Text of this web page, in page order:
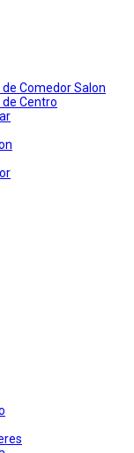
de Comedor Salon
de Centro